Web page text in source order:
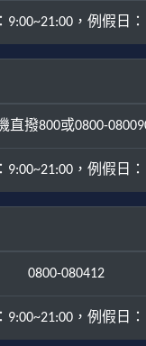
9:00~21:00，例假日：
直撥800或0800-
9:00~21:00，例假日：
0800-080412
9:00~21:00，例假日：